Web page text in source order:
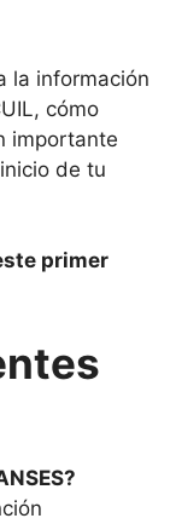
la información
cómo
importante
de tu
primer